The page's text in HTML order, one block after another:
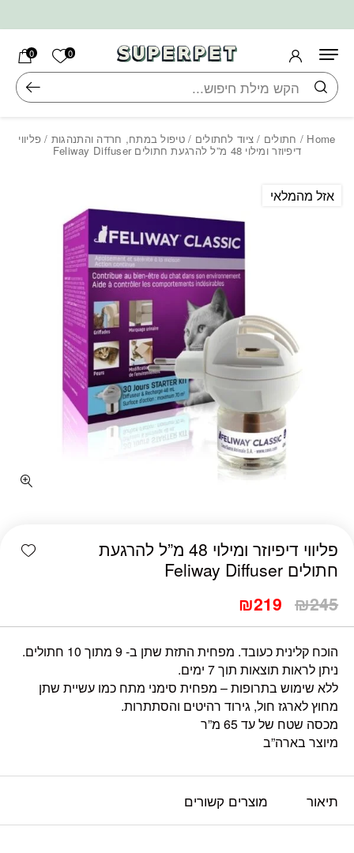
0 הרשימה
0
חיפוש
Home
/ חתולים / ציוד לחתולים /טיפול במתח, חרדה והתנהגות / פליווי
דיפיוזר ומילוי 48 מ”ל להרגעת חתולים Feliway Diffuser
פליווי דיפיוזר ומילוי 48 מ”ל להרגעת
חתולים Feliway Diffuser
₪245
₪219
הוכח קלינית כעובד. מפחית התזת שתן ב- 9 מתוך 10 חתולים.
ניתן לראות תוצאות תוך 7 ימים.
ללא שימוש בתרופות – מפחית סימני מתח כמו עשיית שתן
מחוץ לארגז חול, גירוד רהיטים והסתתרות.
מכסה שטח של עד 65 מ”ר
מיוצר בארה”ב
אזל מהמלאי
תיאור מוצרים קשורים